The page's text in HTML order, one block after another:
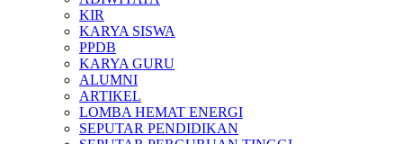
KIR
KARYA SISWA
PPDB
KARYA GURU
ALUMNI
ARTIKEL
LOMBA HEMAT ENERGI
SEPUTAR PENDIDIKAN